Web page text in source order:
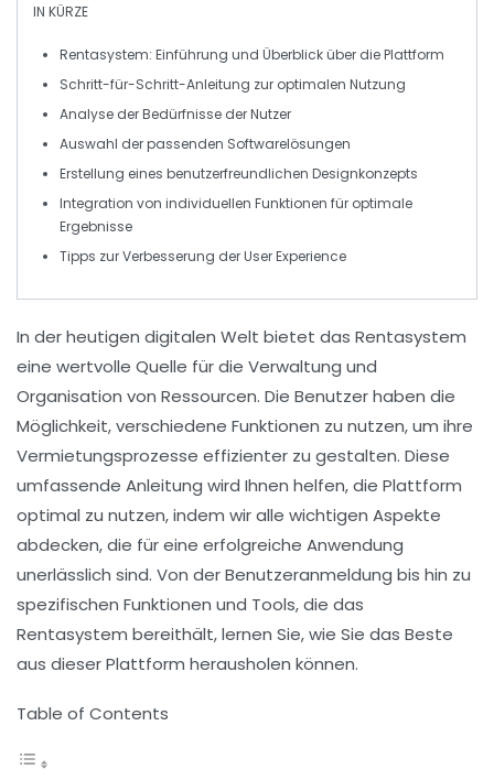
IN KÜRZE
Rentasystem: Einführung und Überblick über die Plattform
Schritt-für-Schritt-Anleitung zur optimalen Nutzung
Analyse derBedürfnisse der Nutzer
Auswahl der passenden Softwarelösungen
Erstellung eines benutzerfreundlichen Designkonzepts
Integration von individuellen Funktionen für optimale
Ergebnisse
Tipps zur Verbesserung derUser Experience
In der heutigen digitalen Welt bietet das Rentasystem
eine wertvolle Quelle für die Verwaltung und
Organisation von Ressourcen. Die Benutzer haben die
Möglichkeit, verschiedene Funktionen zu nutzen, um ihre
Vermietungsprozesse effizienter zu gestalten. Diese
umfassende Anleitung wird Ihnen helfen, die Plattform
optimal zu nutzen, indem wir alle wichtigen Aspekte
abdecken, die für eine erfolgreiche Anwendung
unerlässlich sind. Von der Benutzeranmeldung bis hin zu
spezifischen Funktionen und Tools, die das
Rentasystem bereithält, lernen Sie, wie Sie das Beste
aus dieser Plattform herausholen können.
Table of Contents